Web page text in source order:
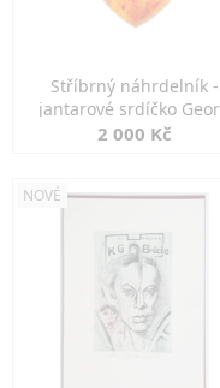
Stříbrný náhrdelník -
jantarové srdíčko
Kramer
2 000 Kč
NOVÉ